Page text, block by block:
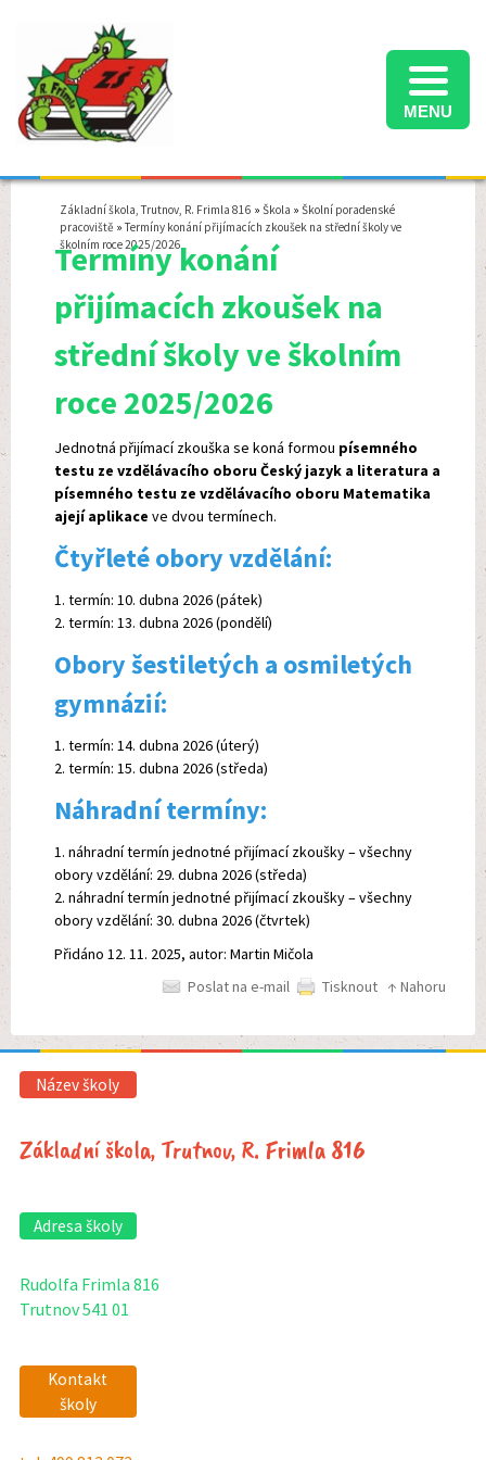
MENU
Základní škola, Trutnov, R. Frimla 816 » Škola » Školní poradenské
pracoviště » Termíny konání přijímacích zkoušek na střední školy ve
školním roce 2025/2026
Termíny konání
přijímacích zkoušek na
střední školy ve školním
roce 2025/2026
Jednotná přijímací zkouška se koná formou písemného
testu ze vzdělávacího oboru Český jazyk a literatura a
písemného testu ze vzdělávacího oboru Matematika
ajejí aplikace ve dvou termínech.
Čtyřleté obory vzdělání:
1. termín: 10. dubna 2026 (pátek)
2. termín: 13. dubna 2026 (pondělí)
Obory šestiletých a osmiletých
gymnázií:
1. termín: 14. dubna 2026 (úterý)
2. termín: 15. dubna 2026 (středa)
Náhradní termíny:
1. náhradní termín jednotné přijímací zkoušky – všechny
obory vzdělání: 29. dubna 2026 (středa)
2. náhradní termín jednotné přijímací zkoušky – všechny
obory vzdělání: 30. dubna 2026 (čtvrtek)
Přidáno 12. 11. 2025, autor: Martin Mičola
Poslat na e-mail
Tisknout ↑ Nahoru
Název školy
Základní škola, Trutnov, R. Frimla 816
Adresa školy
Rudolfa Frimla 816
Trutnov 541 01
Kontakt
školy